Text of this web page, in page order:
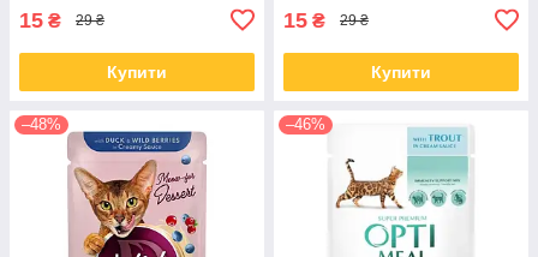
15 ₴ 29 ₴
Купити
15 ₴ 29 ₴
Купити
–48% –46%